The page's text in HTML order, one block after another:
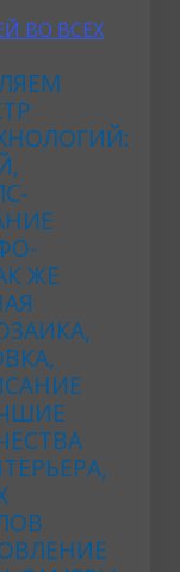
ВО ВСЕХ
ЖЕ